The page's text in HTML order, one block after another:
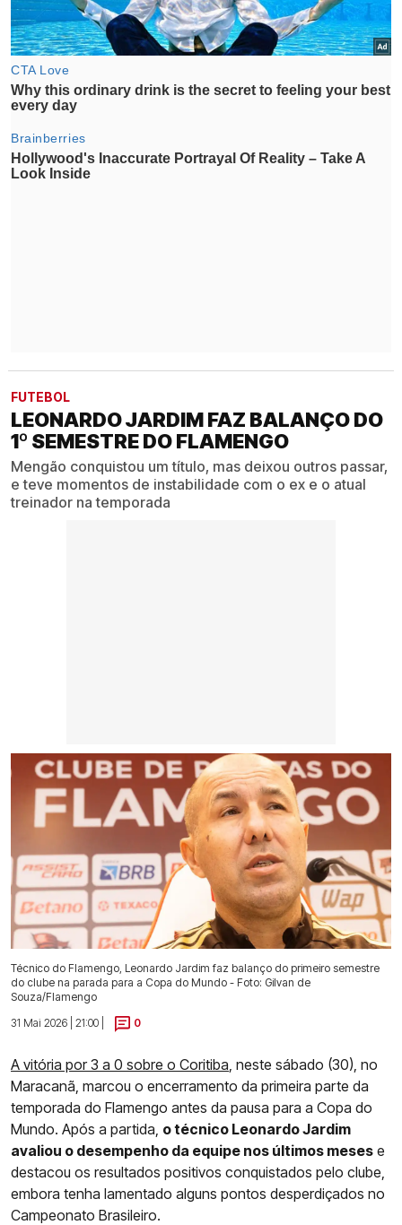
FUTEBOL
LEONARDO JARDIM FAZ BALANÇO DO
1º SEMESTRE DO FLAMENGO
Mengão conquistou um título, mas deixou outros passar,
e teve momentos de instabilidade com o ex e o atual
treinador na temporada
Técnico do Flamengo, Leonardo Jardim faz balanço do primeiro semestre
do clube na parada para a Copa do Mundo - Foto: Gilvan de
Souza/Flamengo
31 Mai 2026 | 21:00 |
0
A vitória por 3 a 0 sobre o Coritiba , neste sábado (30), no
Maracanã, marcou o encerramento da primeira parte da
temporada do Flamengo antes da pausa para a Copa do
Mundo. Após a partida, o técnico Leonardo Jardim
avaliou o desempenho da equipe nos últimos meses e
destacou os resultados positivos conquistados pelo clube,
embora tenha lamentado alguns pontos desperdiçados no
Campeonato Brasileiro.